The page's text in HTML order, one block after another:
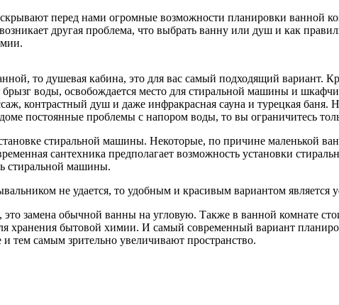
перед нами огромные возможности планировки ванной
другая проблема, что выбрать ванну или душ и как
то душевая кабина, это для вас самый подходящий вариант.
воды, освобождается место для стиральной машины и
контрастный душ и даже инфракрасная сауна и турецкая
постоянные проблемы с напором воды, то вы ограничитесь
стиральной машины. Некоторые, по причине маленькой
сантехника предполагает возможность установки
стиральной машины.
не удается, то удобным и красивым вариантом
замена обычной ванны на угловую. Также в ванной комнате
хранения бытовой химии. И самый современный вариант
тем самым зрительно увеличивают пространство.